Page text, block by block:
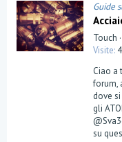
Guide
Touch
Visite
Ciao a
forum,
dove
gli
su